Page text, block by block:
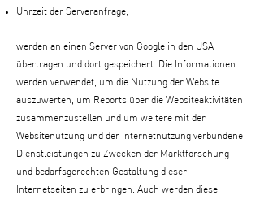
Uhrzeit der Serveranfrage,
werden an einen Server von Google in den USA
übertragen und dort gespeichert. Die Informationen
werden verwendet, um die Nutzung der Website
auszuwerten, um Reports über die Websiteaktivitäten
zusammenzustellen und um weitere mit der
Websitenutzung und der Internetnutzung verbundene
Dienstleistungen zu Zwecken der Marktforschung
und bedarfsgerechten Gestaltung dieser
Internetseiten zu erbringen. Auch werden diese